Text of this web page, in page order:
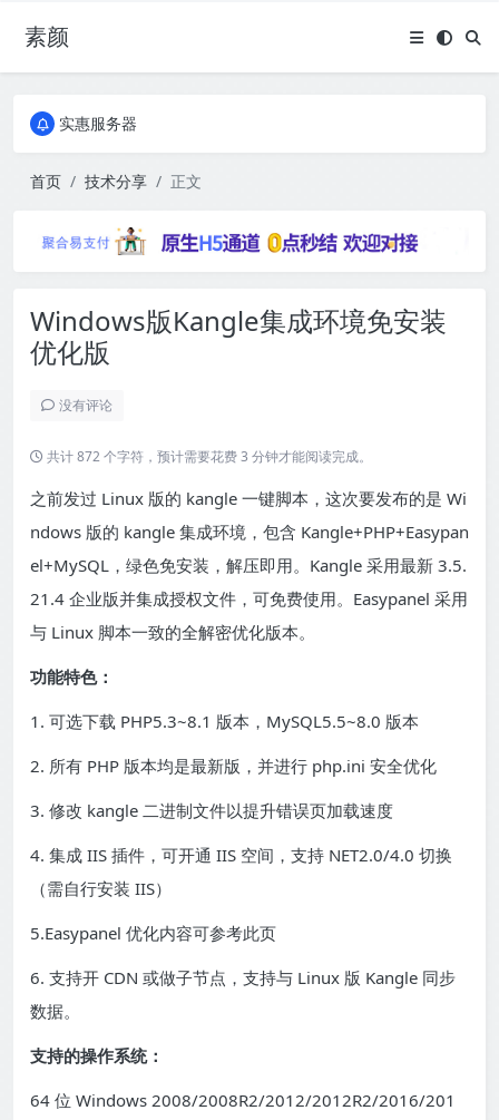
素颜全国免费包邮流量卡
实惠服务器
实惠服务器
首页 技术分享 正文
Windows版Kangle集成环境免安装
优化版
没有评论
共计 872 个字符，预计需要花费 3 分钟才能阅读完成。
之前发过 Linux 版的 kangle 一键脚本，这次要发布的是 Wi
ndows 版的 kangle 集成环境，包含 Kangle+PHP+Easypan
el+MySQL，绿色免安装，解压即用。Kangle 采用最新 3.5.
21.4 企业版并集成授权文件，可免费使用。Easypanel 采用
与 Linux 脚本一致的全解密优化版本。
功能特色：
1. 可选下载 PHP5.3~8.1 版本，MySQL5.5~8.0 版本
2. 所有 PHP 版本均是最新版，并进行 php.ini 安全优化
3. 修改 kangle 二进制文件以提升错误页加载速度
4. 集成 IIS 插件，可开通 IIS 空间，支持 NET2.0/4.0 切换
（需自行安装 IIS）
5.Easypanel 优化内容可参考此页
6. 支持开 CDN 或做子节点，支持与 Linux 版 Kangle 同步
数据。
支持的操作系统：
64 位 Windows 2008/2008R2/2012/2012R2/2016/201